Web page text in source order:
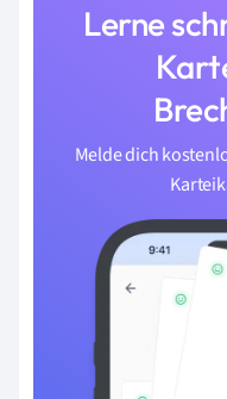
Lerne
Melde dich